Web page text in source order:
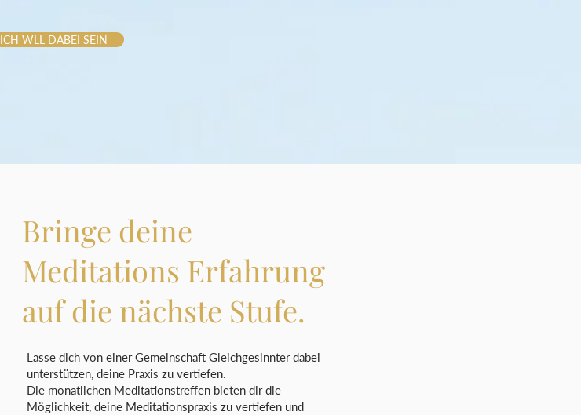
ICH WLL DABEI SEIN
Bringe deine
Meditations Erfahrung
auf die nächste Stufe.
Lasse dich von einer Gemeinschaft Gleichgesinnter dabei
unterstützen, deine Praxis zu vertiefen.
Die monatlichen Meditationstreffen bieten dir die
Möglichkeit, deine Meditationspraxis zu vertiefen und